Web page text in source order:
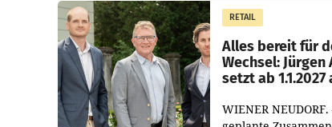
Müller die Initiative
Helden“ in allen
österreichischen
RETAIL
Alles bereit für
Wechsel:
setzt ab 1.1.2027
WIENER NEUDORF.